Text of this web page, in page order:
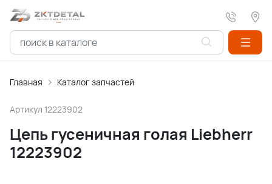
Главная Каталог запчастей
Артикул 12223902
Цепь гусеничная голая Liebherr
12223902